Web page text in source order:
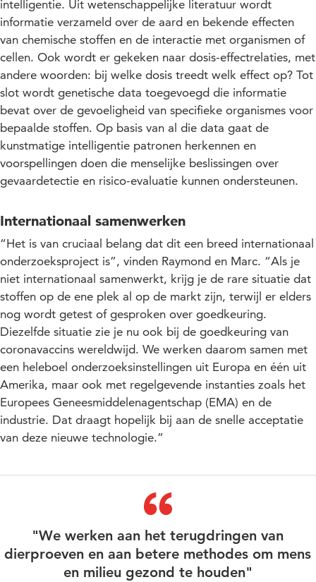
intelligentie. Uit wetenschappelijke literatuur wordt
informatie verzameld over de aard en bekende effecten
van chemische stoffen en de interactie met organismen of
cellen. Ook wordt er gekeken naar dosis-effectrelaties, met
andere woorden: bij welke dosis treedt welk effect op? Tot
slot wordt genetische data toegevoegd die informatie
bevat over de gevoeligheid van specifieke organismes voor
bepaalde stoffen. Op basis van al die data gaat de
kunstmatige intelligentie patronen herkennen en
voorspellingen doen die menselijke beslissingen over
gevaardetectie en risico-evaluatie kunnen ondersteunen.
Internationaal samenwerken
“Het is van cruciaal belang dat dit een breed internationaal
onderzoeksproject is”, vinden Raymond en Marc. “Als je
niet internationaal samenwerkt, krijg je de rare situatie dat
stoffen op de ene plek al op de markt zijn, terwijl er elders
nog wordt getest of gesproken over goedkeuring.
Diezelfde situatie zie je nu ook bij de goedkeuring van
coronavaccins wereldwijd. We werken daarom samen met
een heleboel onderzoeksinstellingen uit Europa en één uit
Amerika, maar ook met regelgevende instanties zoals het
Europees Geneesmiddelenagentschap (EMA) en de
industrie. Dat draagt hopelijk bij aan de snelle acceptatie
van deze nieuwe technologie.”
"We werken aan het terugdringen van
dierproeven en aan betere methodes om mens
en milieu gezond te houden"